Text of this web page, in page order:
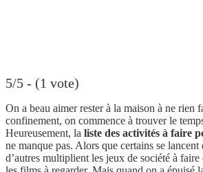
5/5 - (1 vote)
On a beau aimer rester à la maison à ne rien
confinement, on commence à trouver le
Heureusement, la liste des activités à faire
ne manque pas. Alors que certains se lancent
d’autres multiplient les jeux de société à